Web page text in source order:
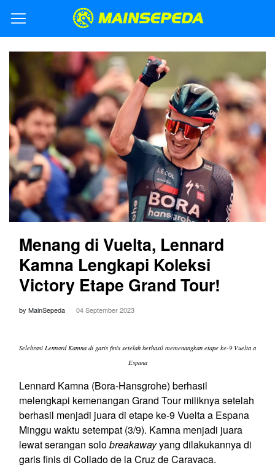
Menang di Vuelta, Lennard
Kamna Lengkapi Koleksi
Victory Etape Grand Tour!
by MainSepeda 04 September 2023
Selebrasi Lennard Kamna di garis finis setelah berhasil memenangkan etape ke-9 Vuelta a
Espana
Lennard Kamna (Bora-Hansgrohe) berhasil
melengkapi kemenangan Grand Tour miliknya setelah
berhasil menjadi juara di etape ke-9 Vuelta a Espana
Minggu waktu setempat (3/9). Kamna menjadi juara
lewat serangan solobreakawayyang dilakukannya di
garis finis di Collado de la Cruz de Caravaca.